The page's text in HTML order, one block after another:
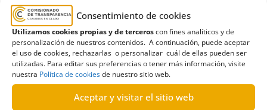
Consentimiento de cookies
Utilizamos cookies propias y de terceroscon fines analíticos y de
personalización de nuestros contenidos. A continuación, puede aceptar
el uso de cookies, rechazarlas o personalizar cuál de ellas pueden ser
utilizadas. Para editar sus preferencias o tener más información, visite
nuestra Política de cookiesde nuestro sitio web.
Aceptar y visitar el sitio web
Salud relativa al Plan de Prescripción de Ejercicio
Físico “ACTIVÍDATE”| Estimatoria parcial
Leer más
Acceso a informes,Consejería de Sanidad,
Fondos Next Generation,Información